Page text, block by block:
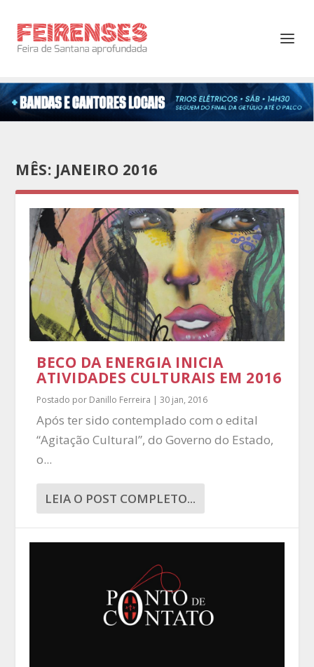
MÊS: JANEIRO 2016
BECO DA ENERGIA INICIA
ATIVIDADES CULTURAIS EM 2016
Postado por Danillo Ferreira |30 jan, 2016
Após ter sido contemplado com o edital
“Agitação Cultural”, do Governo do Estado,
o...
LEIA O POST COMPLETO...